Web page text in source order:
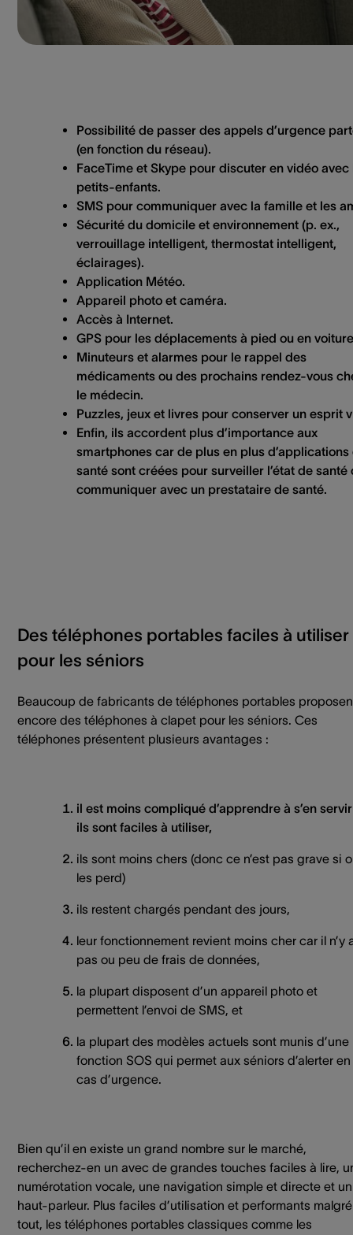
Possibilité de passer des appels d’urgence
(en fonction du réseau).
FaceTime et Skype pour discuter en vidéo avec
petits-enfants.
SMS pour communiquer avec la famille et les
Sécurité du domicile et environnement (p. ex.,
verrouillage intelligent, thermostat intelligent,
éclairages).
Application Météo.
Appareil photo et caméra.
Accès à Internet.
GPS pour les déplacements à pied ou en
Minuteurs et alarmes pour le rappel des
médicaments ou des prochains rendez-vous
le médecin.
Puzzles, jeux et livres pour conserver un esprit
Enfin, ils accordent plus d’importance aux
smartphones car de plus en plus d’applications
santé sont créées pour surveiller l’état de santé
communiquer avec un prestataire de santé.
Des téléphones portables faciles à utiliser
pour les séniors
Beaucoup de fabricants de téléphones portables
encore des téléphones à clapet pour les séniors. Ces
téléphones présentent plusieurs avantages :
il est moins compliqué d’apprendre à s’en
ils sont faciles à utiliser,
ils sont moins chers (donc ce n’est pas grave si
les perd)
ils restent chargés pendant des jours,
leur fonctionnement revient moins cher car il n’y
pas ou peu de frais de données,
la plupart disposent d’un appareil photo et
permettent l’envoi de SMS, et
la plupart des modèles actuels sont munis d’une
fonction SOS qui permet aux séniors d’alerter en
cas d’urgence.
Bien qu’il en existe un grand nombre sur le marché,
recherchez-en un avec de grandes touches faciles à lire,
numérotation vocale, une navigation simple et directe et un
haut-parleur. Plus faciles d’utilisation et performants malgré
tout, les téléphones portables classiques comme les